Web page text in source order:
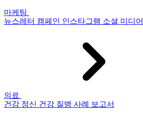
마케팅
뉴스레터 캠페인 인스타그램 소셜 미디어
의료
건강 정신 건강 질병 사례 보고서